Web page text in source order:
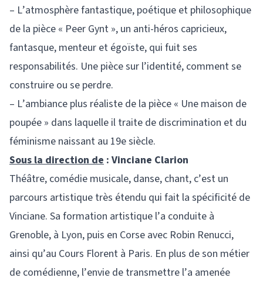
– L’atmosphère fantastique, poétique et philosophique
de la pièce « Peer Gynt », un anti-héros capricieux,
fantasque, menteur et égoïste, qui fuit ses
responsabilités. Une pièce sur l’identité, comment se
construire ou se perdre.
– L’ambiance plus réaliste de la pièce « Une maison de
poupée » dans laquelle il traite de discrimination et du
féminisme naissant au 19e siècle.
Sous la direction de : Vinciane Clarion
Théâtre, comédie musicale, danse, chant, c’est un
parcours artistique très étendu qui fait la spécificité de
Vinciane. Sa formation artistique l’a conduite à
Grenoble, à Lyon, puis en Corse avec Robin Renucci,
ainsi qu’au Cours Florent à Paris. En plus de son métier
de comédienne, l’envie de transmettre l’a amenée